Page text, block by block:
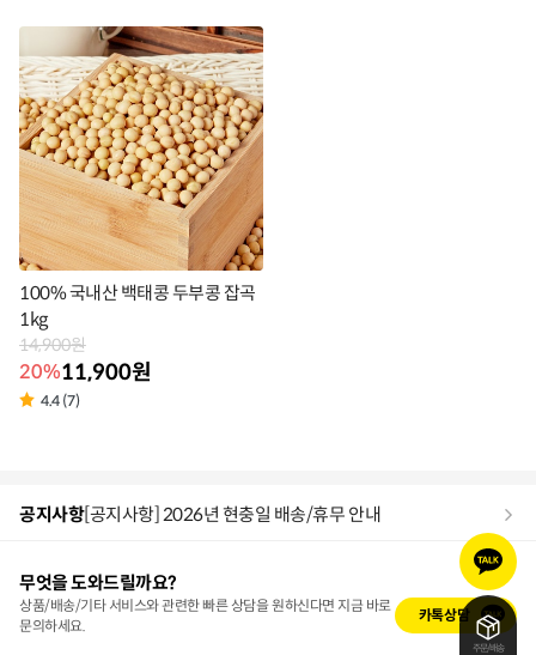
라
벨
100% 국내산 백태콩 두부콩 잡곡
1kg
14,900원
20%11,900원
4.4 (7)
라
벨
카
카
오
톡
문
주문/배송
공지사항[공지사항] 2026년 현충일 배송/휴무 안내
무엇을 도와드릴까요?
상품/배송/기타 서비스와 관련한 빠른 상담을 원하신다면 지금 바로
문의하세요.
카톡상담